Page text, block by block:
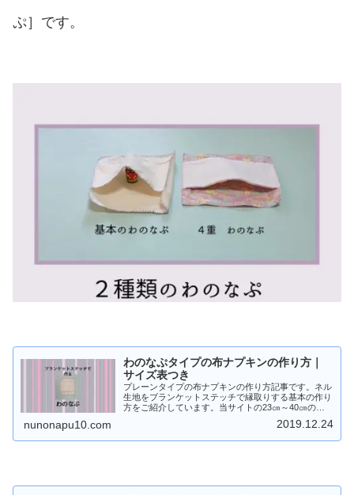
ぷ］です。
わのなぷタイプの布ナプキンの作り方｜
サイズ表つき
プレーンタイプの布ナプキンの作り方記事です。ネル
生地をブランケットステッチで縁取りする基本の作り
方をご紹介しています。当サイトの23㎝～40㎝のホ
ルダーに合わせたサイズの一覧表や４種類のカーブを
nunonapu10.com 2019.12.24